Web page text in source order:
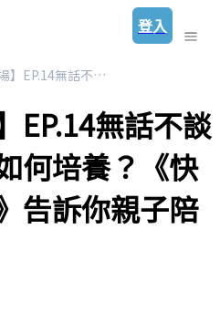
登入
【阿祥養書場】EP.14無話不談的親子關係該如何培養？《快樂聊天教養法》告訴你親子陪伴祕笈！
EP.14無話不談
何培養？《快
告訴你親子陪